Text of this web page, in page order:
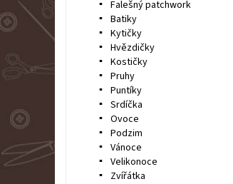
Falešný patchwork
Batiky
Kytičky
Hvězdičky
Kostičky
Pruhy
Puntíky
Srdíčka
Ovoce
Podzim
Vánoce
Velikonoce
Zvířátka